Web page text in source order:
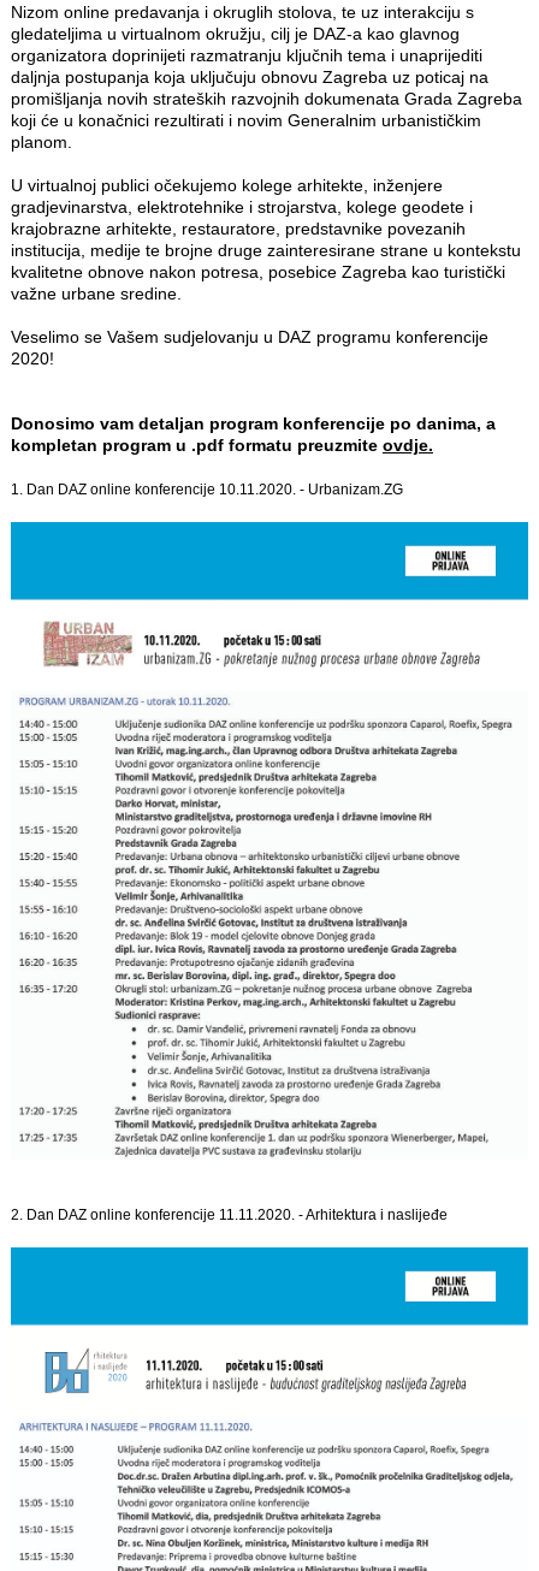
Nizom online predavanja i okruglih stolova, te uz interakciju s
gledateljima u virtualnom okružju, cilj je DAZ-a kao glavnog
organizatora doprinijeti razmatranju ključnih tema i unaprijediti
daljnja postupanja koja uključuju obnovu Zagreba uz poticaj na
promišljanja novih strateških razvojnih dokumenata Grada Zagreba
koji će u konačnici rezultirati i novim Generalnim urbanističkim
planom.
U virtualnoj publici očekujemo kolege arhitekte, inženjere
gradjevinarstva, elektrotehnike i strojarstva, kolege geodete i
krajobrazne arhitekte, restauratore, predstavnike povezanih
institucija, medije te brojne druge zainteresirane strane u kontekstu
kvalitetne obnove nakon potresa, posebice Zagreba kao turistički
važne urbane sredine.
Veselimo se Vašem sudjelovanju u DAZ programu konferencije
2020!
Donosimo vam detaljan program konferencije po danima, a
kompletan program u .pdf formatu preuzmite ovdje.
1. Dan DAZ online konferencije 10.11.2020. - Urbanizam.ZG
2. Dan DAZ online konferencije 11.11.2020. - Arhitektura i naslijeđe